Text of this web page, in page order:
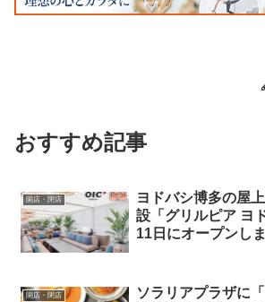
おすすめ記事
開店・閉店
ヨドバシ博多の屋
設「グリルピア ヨ
11日にオープンし
開店・閉店
ソラリアプラザに